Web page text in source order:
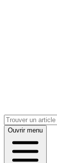
Ouvrir menu